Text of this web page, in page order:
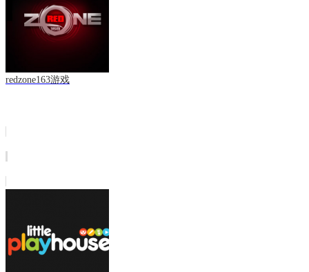
redzone163游戏